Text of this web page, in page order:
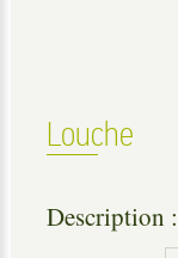
Louche
Description :